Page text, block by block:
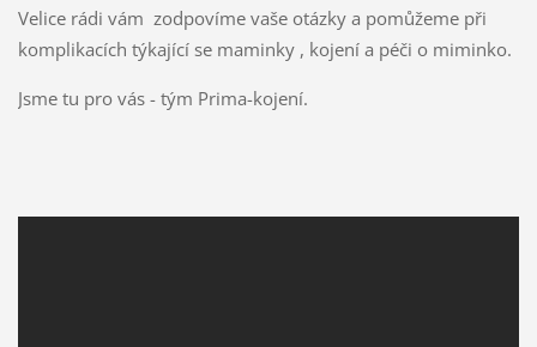
Velice rádi vám zodpovíme vaše otázky a pomůžeme při
komplikacích týkající se maminky , kojení a péči o miminko.
Jsme tu pro vás - tým Prima-kojení.